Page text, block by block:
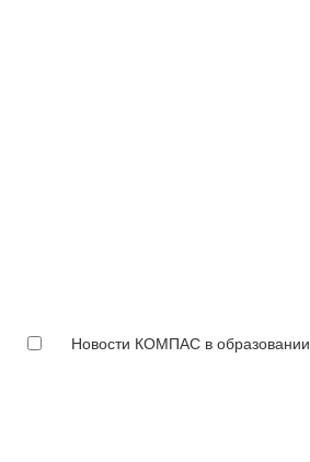
Новости КОМПАС в образовании